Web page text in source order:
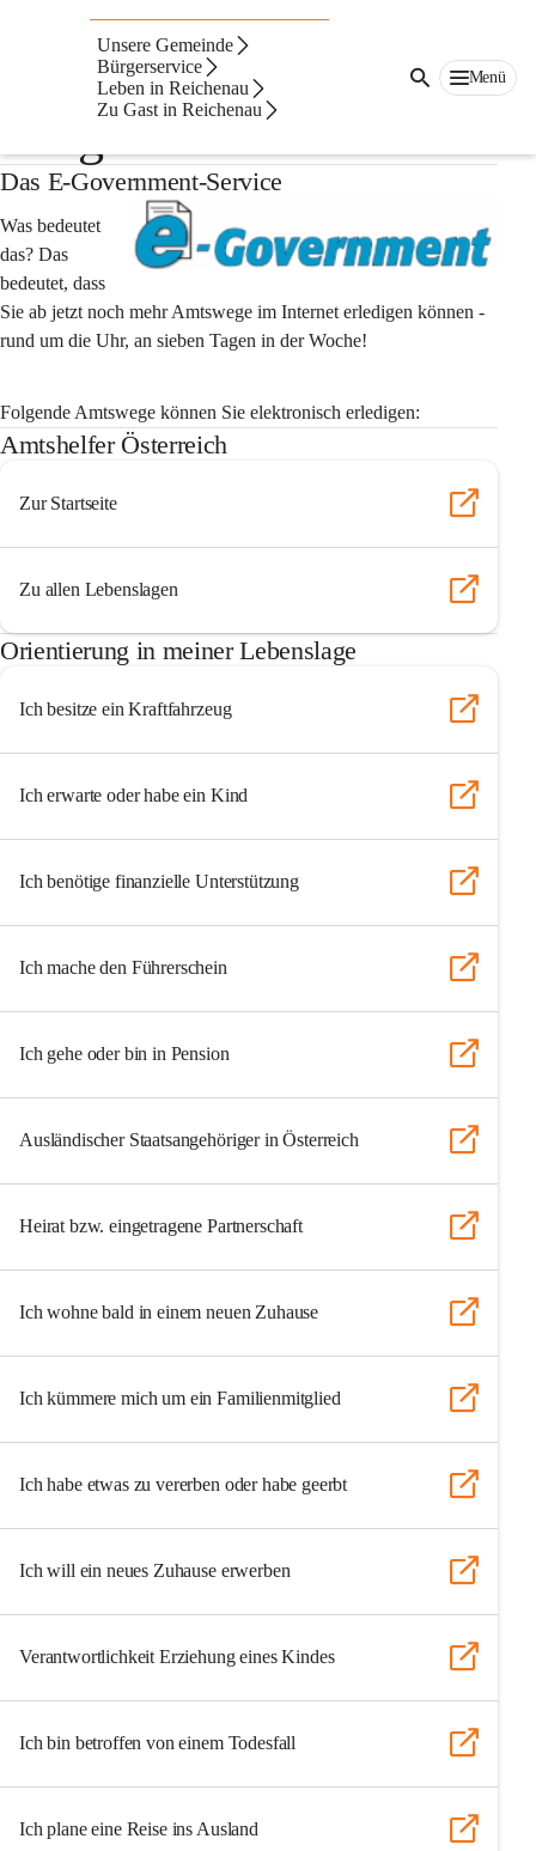
Unsere Gemeinde
Bürgerservice
Leben in Reichenau
Zu Gast in Reichenau
Menü
E-Goverment - Online
Bürgerservice
Das E-Government-Service
Was bedeutet
das? Das
bedeutet, dass
Sie ab jetzt noch mehr Amtswege im Internet erledigen können -
rund um die Uhr, an sieben Tagen in der Woche!
Folgende Amtswege können Sie elektronisch erledigen:
Amtshelfer Österreich
Zur Startseite
Zu allen Lebenslagen
Orientierung in meiner Lebenslage
Ich besitze ein Kraftfahrzeug
Ich erwarte oder habe ein Kind
Ich benötige finanzielle Unterstützung
Ich mache den Führerschein
Ich gehe oder bin in Pension
Ausländischer Staatsangehöriger in Österreich
Heirat bzw. eingetragene Partnerschaft
Ich wohne bald in einem neuen Zuhause
Ich kümmere mich um ein Familienmitglied
Ich habe etwas zu vererben oder habe geerbt
Ich will ein neues Zuhause erwerben
Verantwortlichkeit Erziehung eines Kindes
Ich bin betroffen von einem Todesfall
Ich plane eine Reise ins Ausland